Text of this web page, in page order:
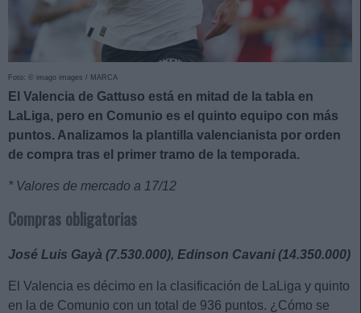
Foto: © imago images / MARCA
El Valencia de Gattuso está en mitad de la tabla en
LaLiga, pero en Comunio es el quinto equipo con más
puntos. Analizamos la plantilla valencianista por orden
de compra tras el primer tramo de la temporada.
* Valores de mercado a 17/12
Compras obligatorias
José Luis Gayà (7.530.000), Edinson Cavani (14.350.000)
El Valencia es décimo en la clasificación de LaLiga y quinto
en la de Comunio con un total de 936 puntos. ¿Cómo se